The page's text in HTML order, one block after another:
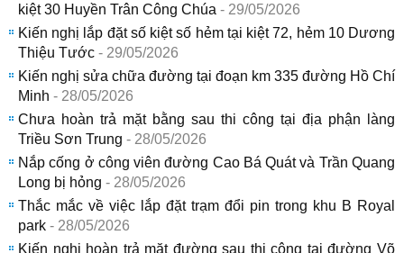
kiệt 30 Huyền Trân Công Chúa - 29/05/2026
Kiến nghị lắp đặt số kiệt số hẻm tại kiệt 72, hẻm 10 Dương
Thiệu Tước - 29/05/2026
Kiến nghị sửa chữa đường tại đoạn km 335 đường Hồ Chí
Minh - 28/05/2026
Chưa hoàn trả mặt bằng sau thi công tại địa phận làng
Triều Sơn Trung - 28/05/2026
Nắp cống ở công viên đường Cao Bá Quát và Trần Quang
Long bị hỏng - 28/05/2026
Thắc mắc về việc lắp đặt trạm đổi pin trong khu B Royal
park - 28/05/2026
Kiến nghị hoàn trả mặt đường sau thi công tại đường Võ